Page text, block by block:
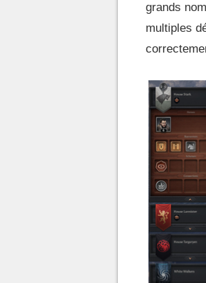
grands
multiples